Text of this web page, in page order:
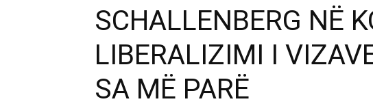
SCHALLENBERG NË
LIBERALIZIMI I
SA MË PARË